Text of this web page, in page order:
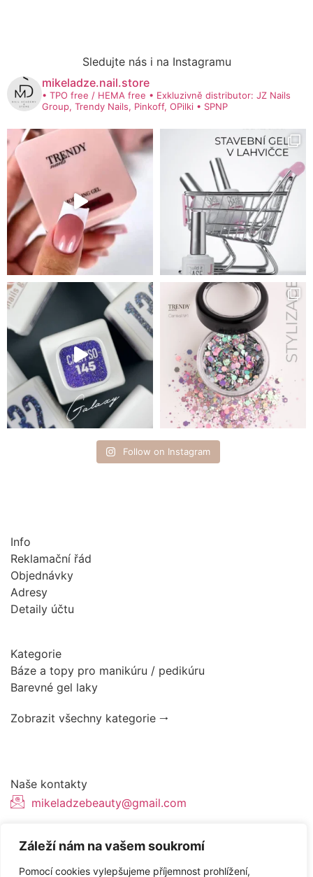
Záleží nám na vašem soukromí
Pomocí cookies vylepšujeme příjemnost prohlížení,
Sledujte nás i na Instagramu
mikeladze.nail.store
• TPO free / HEMA free • Exkluzivně distributor: JZ Nails
Group, Trendy Nails, Pinkoff, OPilki • SPNP
Follow on Instagram
Info
Reklamační řád
Objednávky
Adresy
Detaily účtu
Kategorie
Báze a topy pro manikúru / pedikúru
Barevné gel laky
Zobrazit všechny kategorie 🠂
Naše kontakty
mikeladzebeauty@gmail.com